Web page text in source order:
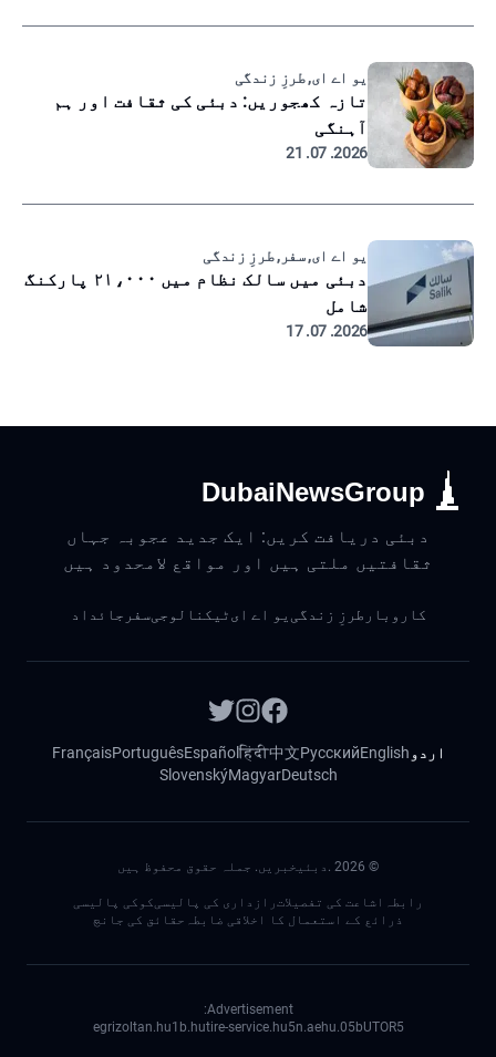
یو اے ای, طرزِ زندگی
تازہ کھجوریں: دبئی کی ثقافت اور ہم
آہنگی
2026. 07. 21
یو اے ای, سفر, طرزِ زندگی
دبئی میں سالک نظام میں ۲۱،۰۰۰ پارکنگ
شامل
2026. 07. 17
DubaiNewsGroup
دبئی دریافت کریں: ایک جدید عجوبہ جہاں
ثقافتیں ملتی ہیں اور مواقع لامحدود ہیں
کاروبار طرزِ زندگی یو اے ایٹیکنالوجیسفر جائداد
اردو English
Русский
中文
हिंदी
Español
Português
Français
Deutsch
Magyar
Slovenský
©
2026 .دبئیخبریں. جملہ حقوق محفوظ ہیں
رابطہ اشاعت کی تفصیلاترازداری کی پالیسیکوکی پالیسی
ذرائع کے استعمال کا اخلاقی ضابطہ حقائق کی جانچ
Advertisement:
bUTOR5
05.hu
5n.ae
tire-service.hu
1b.hu
egrizoltan.hu